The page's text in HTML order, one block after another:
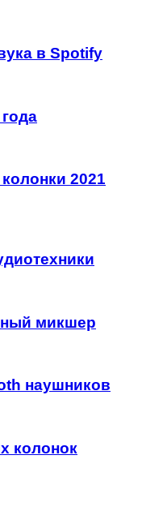
в Spotify
2021
микшер
наушников
колонок